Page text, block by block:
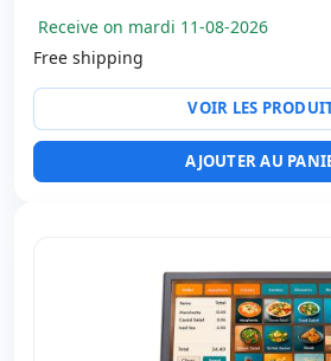
Receive on mardi 11-08-2026
Free shipping
VOIR LES
AJOUTER AU